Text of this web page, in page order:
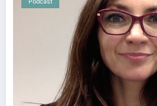
Podcast